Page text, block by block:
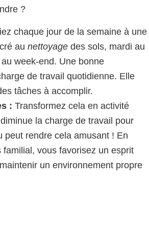
?
chaque jour de la semaine à une
au nettoyage des sols, mardi au
week-end. Une bonne
de travail quotidienne. Elle
tâches à accomplir.
: Transformez cela en activité
la charge de travail pour
peut rendre cela amusant ! En
familial, vous favorisez un esprit
un environnement propre